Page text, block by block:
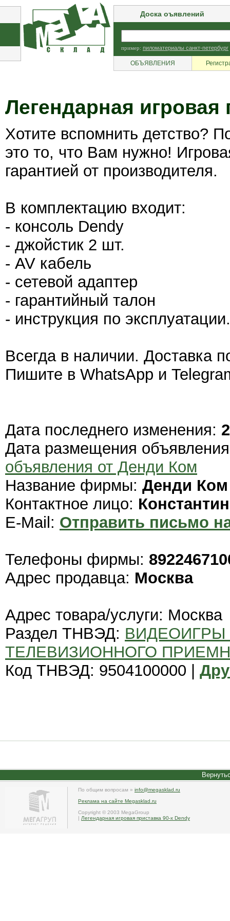
Доска оъявлений
пример: пиломатериалы санкт-петербург
ОБЪЯВЛЕНИЯ
Легендарная игровая
Хотите вспомнить детство?
это то, что Вам нужно!
гарантией от производителя.
В комплектацию входит:
- консоль Dendy
- джойстик 2 шт.
- AV кабель
- сетевой адаптер
- гарантийный талон
- инструкция по эксплуатации.
Всегда в наличии. Доставка
Пишите в WhatsApp и
Дата последнего изменения:
Дата размещения
объявления от Денди Ком
Название фирмы: Денди Ком
Контактное лицо: Константин
E-Mail: Отправить письмо
Телефоны фирмы:
Адрес продавца: Москва
Адрес товара/услуги: Москва
Раздел ТНВЭД:
ТЕЛЕВИЗИОННОГО
Код ТНВЭД: 9504100000 |
По общим вопросам » info@megasklad.ru
Реклама на сайте Megasklad.ru
Copyright © 2003 MegaGroup
| Легендарная игровая приставка 90-х Dendy